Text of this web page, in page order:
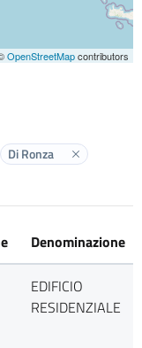
OpenStreetMapcontributors
Di Ronza Elimina
Denominazione
EDIFICIO
RESIDENZIALE